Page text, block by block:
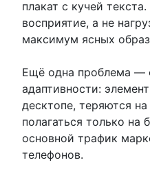
плакат с кучей
восприятие, а не
максимум ясных
Ещё одна проблема —
адаптивности:
десктопе, теряются
полагаться только
основной трафик
телефонов.